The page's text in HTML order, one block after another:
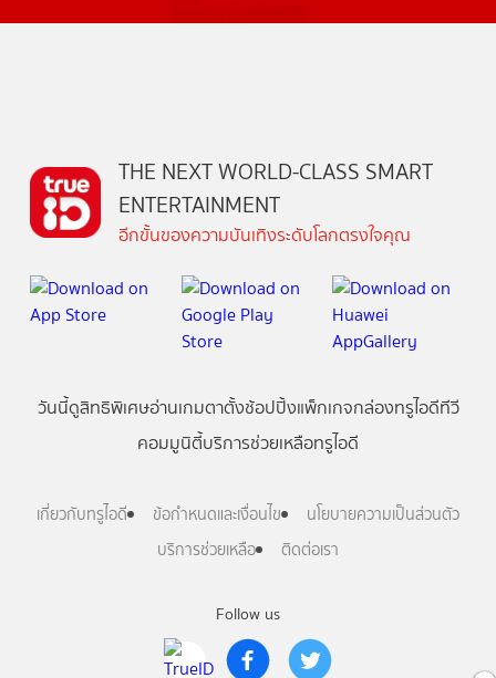
Follow us
THE NEXT WORLD-CLASS SMART
ENTERTAINMENT
อีกขั้นของความบันเทิงระดับโลกตรงใจคุณ
วันนี้ดูสิทธิพิเศษอ่านเกมตาตั้งช้อปปิ้งแพ็กเกจกล่องทรูไอดีทีวี
คอมมูนิตี้บริการช่วยเหลือทรูไอดี
เกี่ยวกับทรูไอดี ข้อกำหนดและเงื่อนไข
นโยบายความเป็นส่วนตัว
บริการช่วยเหลือ
ติดต่อเรา